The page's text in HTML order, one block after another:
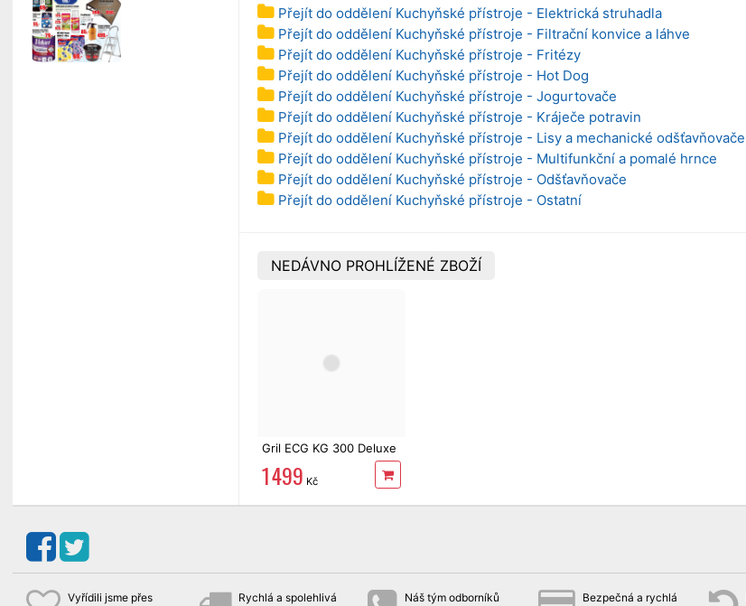
Přejít do oddělení Kuchyňské přístroje - Elektrická struhadla
Přejít do oddělení Kuchyňské přístroje - Filtrační konvice a láhve
Přejít do oddělení Kuchyňské přístroje - Fritézy
Přejít do oddělení Kuchyňské přístroje - Hot Dog
Přejít do oddělení Kuchyňské přístroje - Jogurtovače
Přejít do oddělení Kuchyňské přístroje - Kráječe potravin
Přejít do oddělení Kuchyňské přístroje - Lisy a mechanické odšťavňovače
Přejít do oddělení Kuchyňské přístroje - Multifunkční a pomalé hrnce
Přejít do oddělení Kuchyňské přístroje - Odšťavňovače
Přejít do oddělení Kuchyňské přístroje - Ostatní
NEDÁVNO PROHLÍŽENÉ ZBOŽÍ
Gril ECG KG 300 Deluxe
1 499 Kč
Vyřídili jsme přes
Rychlá a spolehlivá
Náš tým odborníků
Bezpečná a rychlá